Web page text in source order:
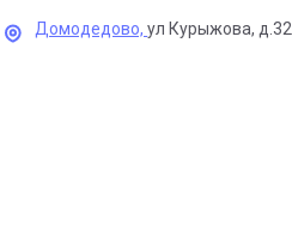
Домодедово,ул Курыжова, д.32